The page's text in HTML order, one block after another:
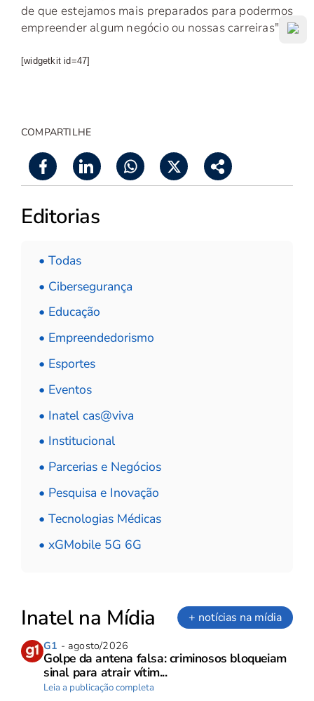
de que estejamos mais preparados para podermos
empreender algum negócio ou nossas carreiras".
[widgetkit id=47]
COMPARTILHE
Editorias
• Todas
• Cibersegurança
• Educação
• Empreendedorismo
• Esportes
• Eventos
• Inatel cas@viva
• Institucional
• Parcerias e Negócios
• Pesquisa e Inovação
• Tecnologias Médicas
• xGMobile 5G 6G
Inatel na Mídia + notícias na mídia
G1 - agosto/2026
Golpe da antena falsa: criminosos bloqueiam
sinal para atrair vítim...
Leia a publicação completa